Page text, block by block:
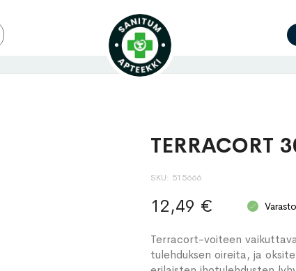
SKU 515666
12,49 €
Terracort-voiteen
tulehduksen oireita, ja